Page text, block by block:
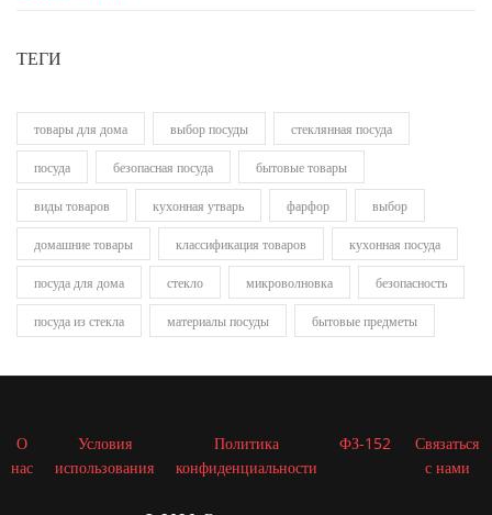
ТЕГИ
товары для дома выбор посуды стеклянная посуда
посуда безопасная посуда бытовые товары
виды товаров кухонная утварь фарфор выбор
домашние товары классификация товаров кухонная посуда
посуда для дома стекло микроволновка безопасность
посуда из стекла материалы посуды бытовые предметы
О
нас
Условия
использования
Политика
конфиденциальности
ФЗ-152
Связаться
с нами